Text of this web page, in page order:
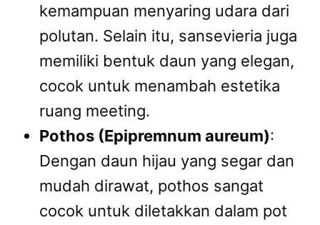
kemampuan menyaring udara dari
polutan. Selain itu, sansevieria juga
memiliki bentuk daun yang elegan,
cocok untuk menambah estetika
ruang meeting.
Pothos (Epipremnum aureum):
Dengan daun hijau yang segar dan
mudah dirawat, pothos sangat
cocok untuk diletakkan dalam pot